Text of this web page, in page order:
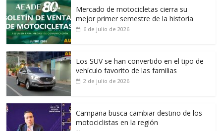
Mercado de motocicletas cierra su
mejor primer semestre de la historia
6 de julio de 2026
Los SUV se han convertido en el tipo de
vehículo favorito de las familias
2 de julio de 2026
Campaña busca cambiar destino de los
motociclistas en la región